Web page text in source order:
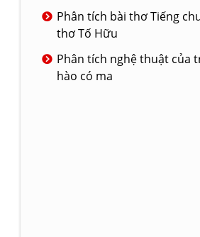
Phân tích bài thơ Tiếng
thơ Tố Hữu
Phân tích nghệ thuật của
hào có ma